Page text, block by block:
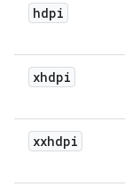
hdpi
xhdpi
xxhdpi